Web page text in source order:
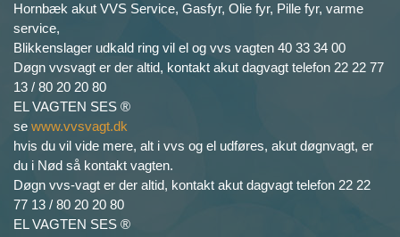
Hornbæk akut VVS Service, Gasfyr, Olie fyr, Pille fyr, varme
service,
Blikkenslager udkald ring vil el og vvs vagten 40 33 34 00
Døgn vvsvagt er der altid, kontakt akut dagvagt telefon 22 22 77
13 / 80 20 20 80
EL VAGTEN SES ®
se www.vvsvagt.dk
hvis du vil vide mere, alt i vvs og el udføres, akut døgnvagt, er
du i Nød så kontakt vagten.
Døgn vvs-vagt er der altid, kontakt akut dagvagt telefon 22 22
77 13 / 80 20 20 80
EL VAGTEN SES ®